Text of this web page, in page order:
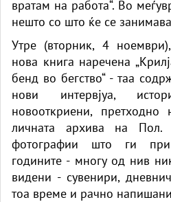
вратам на работа“. Во
нешто со што ќе се
Утре (вторник, 4
нова книга наречена
бенд во бегство“ - таа
нови интервјуа,
новооткриени, претходно
личната архива на
фотографии што ги
годините - многу од нив
видени - сувенири,
тоа време и рачно